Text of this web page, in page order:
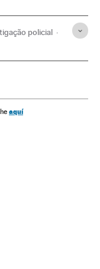
policial
Delitos fiscais
aquí